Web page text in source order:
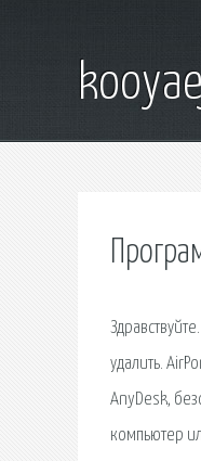
удалить.
AnyDesk,
компьютер